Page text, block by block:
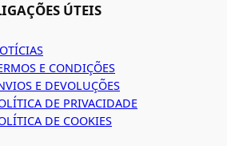
ÚTEIS
E CONDIÇÕES
E DEVOLUÇÕES
DE PRIVACIDADE
DE COOKIES